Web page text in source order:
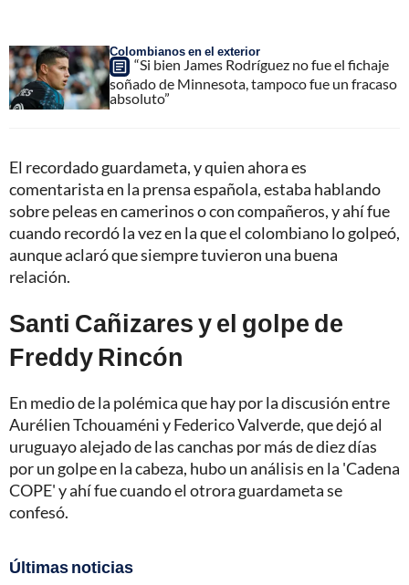
Colombianos en el exterior
“Si bien James Rodríguez no fue el fichaje
soñado de Minnesota, tampoco fue un fracaso
absoluto”
El recordado guardameta, y quien ahora es
comentarista en la prensa española, estaba hablando
sobre peleas en camerinos o con compañeros, y ahí fue
cuando recordó la vez en la que el colombiano lo golpeó,
aunque aclaró que siempre tuvieron una buena
relación.
Santi Cañizares y el golpe de
Freddy Rincón
En medio de la polémica que hay por la discusión entre
Aurélien Tchouaméni y Federico Valverde, que dejó al
uruguayo alejado de las canchas por más de diez días
por un golpe en la cabeza, hubo un análisis en la 'Cadena
COPE' y ahí fue cuando el otrora guardameta se
confesó.
Últimas noticias